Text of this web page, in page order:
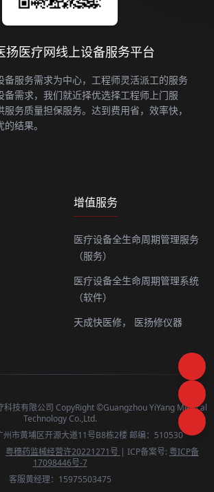
扬医疗网线上设备服务平台
备服务需求为中心，工程师灵活派工的服务
备需求，我们就近择优选择工程师上门服
务质量担保服务。达到费用省，效率快，
结果。
增值服务
医疗设备全生命周期管理服务
（服务）
医疗设备全生命周期管理系统
（软件）
天成快医修，
医扬修仪器
技有限公司 CopyRight ©Guangzhou YiYang Medical
Technology Co.,Ltd.
州市黄埔区开源大道11号B8栋2楼 邮编：510530
粤穗药监械经营许20221271号 | ICP备案号: 粤ICP备
17098446号-7
客服黄经理：15975503475